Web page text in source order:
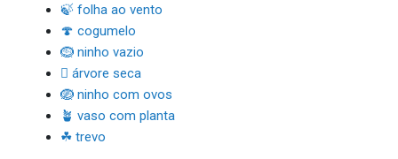
🍃 folha ao vento
🍄 cogumelo
🪹 ninho vazio
🪾 árvore seca
🪺 ninho com ovos
🪴 vaso com planta
☘ trevo